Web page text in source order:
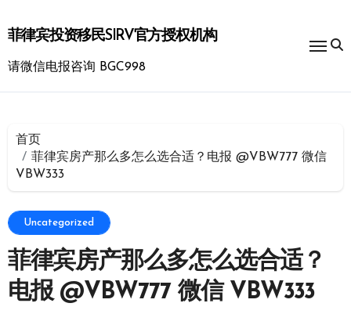
到
内
菲律宾投资移民SIRV官方授权机构
请微信电报咨询 BGC998
首页
菲律宾房产那么多怎么选合适？电报 @VBW777 微信
VBW333
Uncategorized
菲律宾房产那么多怎么选合适？
电报 @VBW777 微信 VBW333